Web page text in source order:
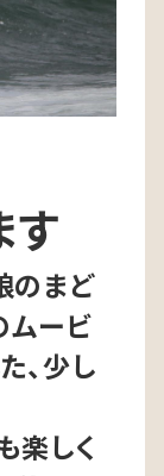
す
のまど
ムービ
、少し
楽しく